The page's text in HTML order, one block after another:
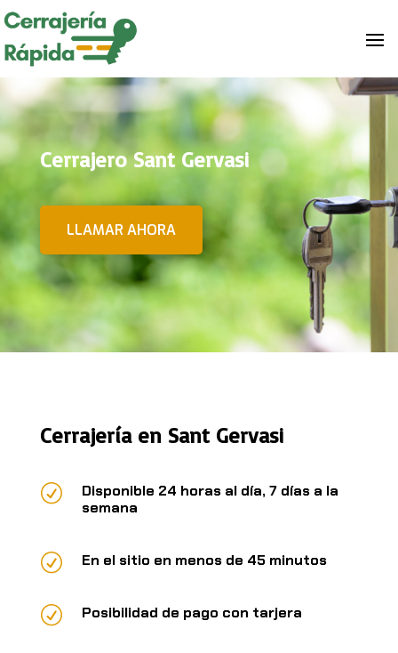
Cerrajero Sant Gervasi
LLAMAR AHORA
Cerrajería en Sant Gervasi
R
Disponible 24 horas al día, 7 días a la
semana
R En el sitio en menos de 45 minutos
R Posibilidad de pago con tarjera